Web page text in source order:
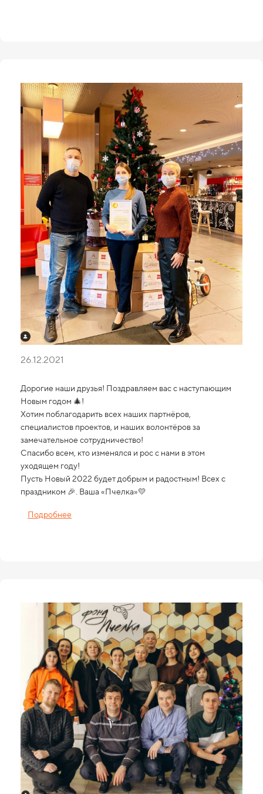
26.12.2021
Дорогие наши друзья! Поздравляем вас с наступающим
Новым годом 🎄!
Хотим поблагодарить всех наших партнёров,
специалистов проектов, и наших волонтёров за
замечательное сотрудничество!
Спасибо всем, кто изменялся и рос с нами в этом
уходящем году!
Пусть Новый 2022 будет добрым и радостным! Всех с
праздником 🎉. Ваша «Пчелка»💛
Подробнее